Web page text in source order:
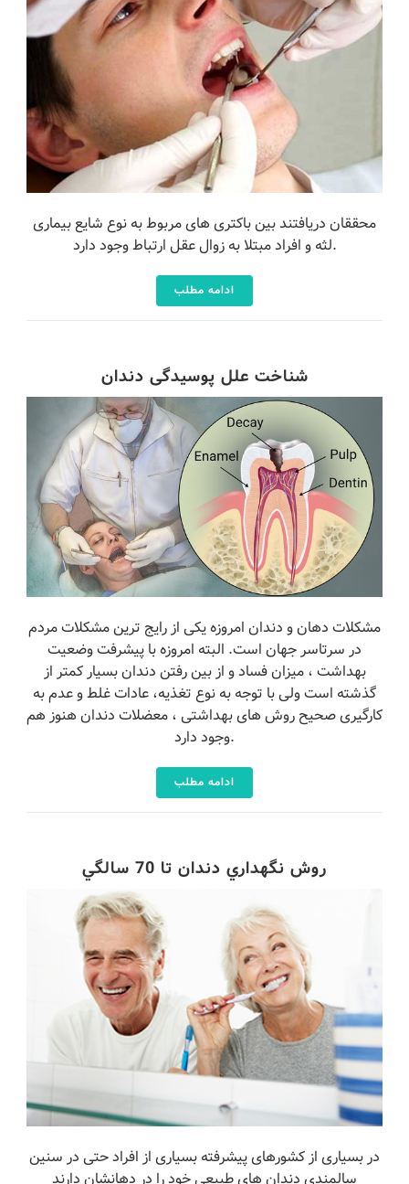
محققان دریافتند بین باکتری های مربوط به نوع شایع بیماری
لثه و افراد مبتلا به زوال عقل ارتباط وجود دارد.
ادامه مطلب
شناخت علل پوسیدگی دندان
مشکلات دهان و دندان امروزه یکی از رایج ترین مشکلات مردم
در سرتاسر جهان است. البته امروزه با پیشرفت وضعیت
بهداشت ، میزان فساد و از بین رفتن دندان بسیار کمتر از
گذشته است ولی با توجه به نوع تغذیه، عادات غلط و عدم به
کارگیری صحیح روش های بهداشتی ، معضلات دندان هنوز هم
وجود دارد.
ادامه مطلب
روش نگهداري دندان تا 70 سالگي
در بسیاری از کشورهای پیشرفته بسیاری از افراد حتی در سنین
سالمندی دندان های طبیعی خود را در دهانشان دارند